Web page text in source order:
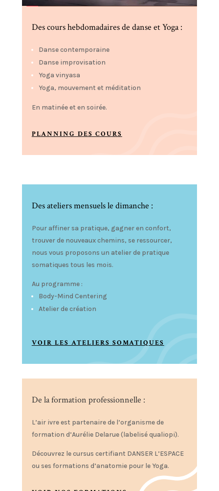
Des cours hebdomadaires de danse et Yoga :
Danse contemporaine
Danse improvisation
Yoga vinyasa
Yoga, mouvement et méditation
En matinée et en soirée.
PLANNING DES COURS
Des ateliers mensuels le dimanche :
Pour affiner sa pratique, gagner en confort,
trouver de nouveaux chemins, se ressourcer,
nous vous proposons un atelier de pratique
somatiques tous les mois.
Au programme :
Body-Mind Centering
Atelier de création
VOIR LES ATELIERS SOMATIQUES
De la formation professionnelle :
L’air ivre est partenaire de l’organisme de
formation d’Aurélie Delarue (labelisé qualiopi).
Découvrez le cursus certifiant DANSER L’ESPACE
ou ses formations d’anatomie pour le Yoga.